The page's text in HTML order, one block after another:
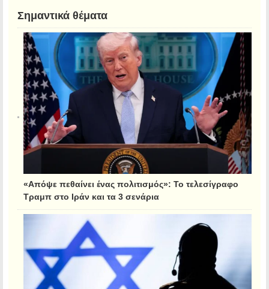
Σημαντικά θέματα
«Απόψε πεθαίνει ένας πολιτισμός»: Το τελεσίγραφο
Τραμπ στο Ιράν και τα 3 σενάρια